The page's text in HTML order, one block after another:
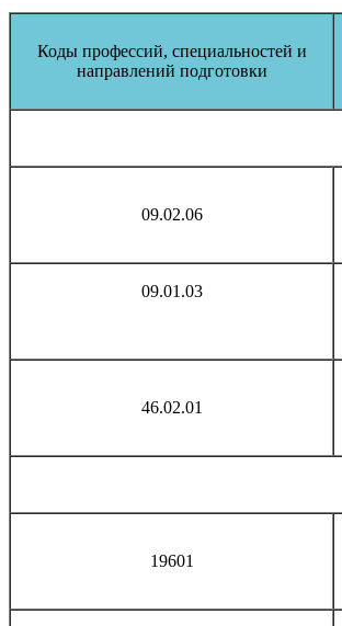
Коды профессий, специальностей и
направлений подготовки
09.02.06
09.01.03
46.02.01
19601